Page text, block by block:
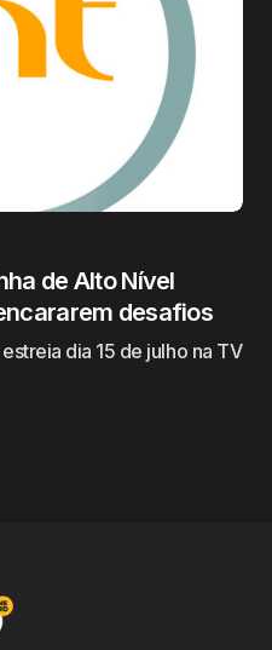
de Alto Nível
desafios
dia 15 de julho na TV